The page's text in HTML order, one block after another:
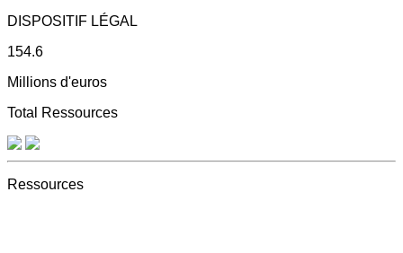
DISPOSITIF LÉGAL
154.6
Millions d'euros
Total Ressources
Ressources